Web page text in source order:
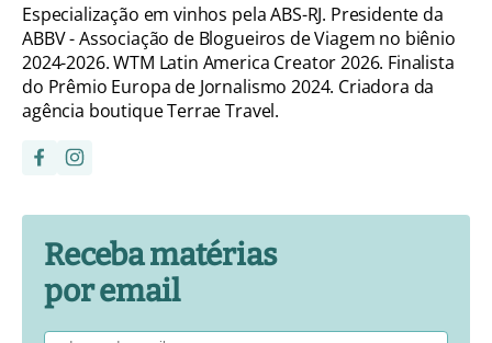
Especialização em vinhos pela ABS-RJ. Presidente da
ABBV - Associação de Blogueiros de Viagem no biênio
2024-2026. WTM Latin America Creator 2026. Finalista
do Prêmio Europa de Jornalismo 2024. Criadora da
agência boutique Terrae Travel.
Receba matérias
por email